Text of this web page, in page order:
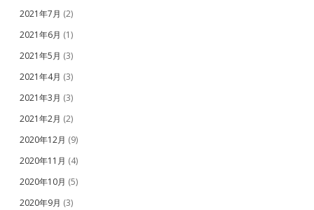
2021年7月 (2)
2021年6月 (1)
2021年5月 (3)
2021年4月 (3)
2021年3月 (3)
2021年2月 (2)
2020年12月 (9)
2020年11月 (4)
2020年10月 (5)
2020年9月 (3)